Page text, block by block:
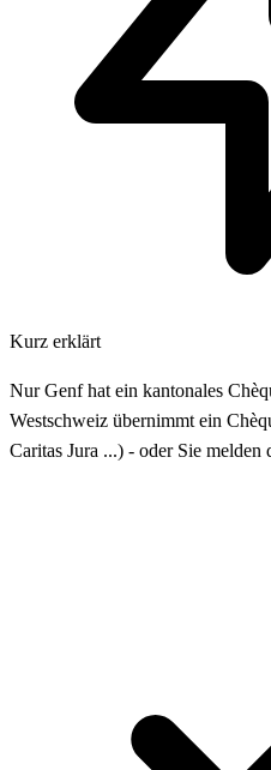
Kurz erklärt
Nur Genf hat ein kantonales
Westschweiz übernimmt ein
Caritas Jura ...) - oder Sie melden